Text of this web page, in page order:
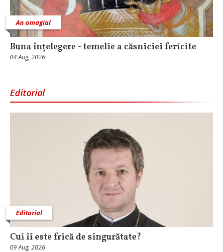
An omagial
Buna înțelegere - temelie a căsniciei fericite
04 Aug, 2026
Editorial
Editorial
Cui îi este frică de singurătate?
09 Aug, 2026